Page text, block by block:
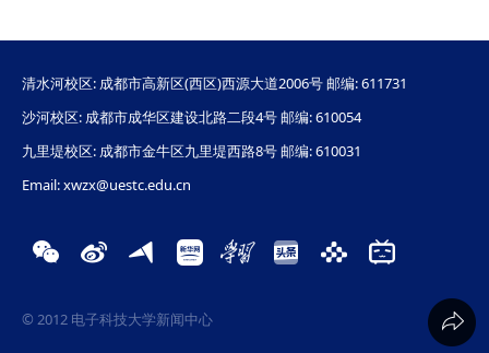
清水河校区: 成都市高新区(西区)西源大道2006号 邮编: 611731
沙河校区: 成都市成华区建设北路二段4号 邮编: 610054
九里堤校区: 成都市金牛区九里堤西路8号 邮编: 610031
Email: xwzx@uestc.edu.cn
© 2012 电子科技大学新闻中心